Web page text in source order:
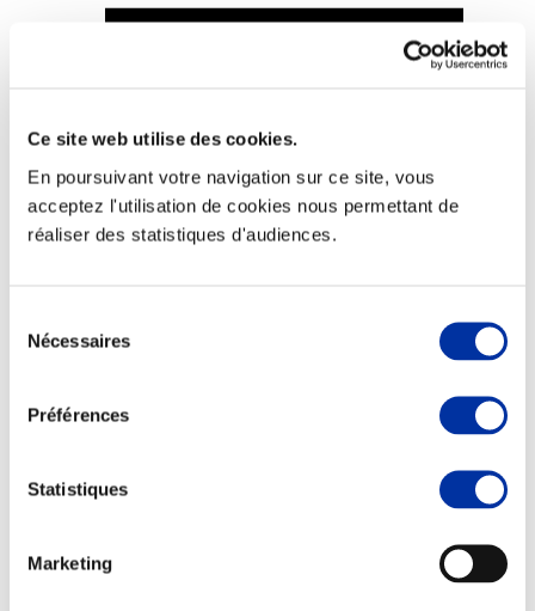
Ce site web utilise des cookies.
En poursuivant votre navigation sur ce site, vous
acceptez l'utilisation de cookies nous permettant de
réaliser des statistiques d'audiences.
Nécessaires
Préférences
Statistiques
Marketing
Viande et climat
Valorisation de l’herbe
Autonomie des élevages
Qualité air, eau, sols
Economie de ressources